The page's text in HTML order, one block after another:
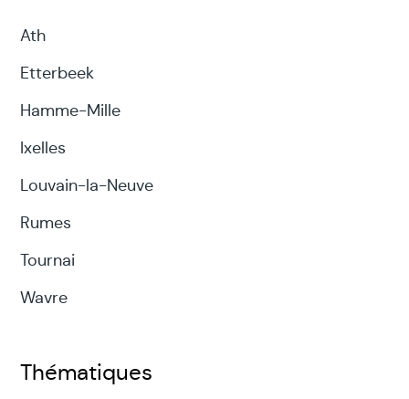
Ath
Etterbeek
Hamme-Mille
Ixelles
Louvain-la-Neuve
Rumes
Tournai
Wavre
Thématiques